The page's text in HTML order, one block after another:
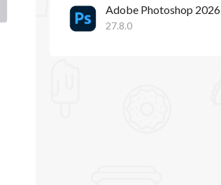
Adobe Photoshop 2026
27.8.0